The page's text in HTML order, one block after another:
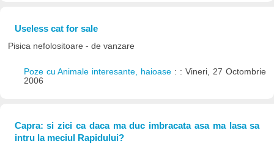
Useless cat for sale
Pisica nefolositoare - de vanzare
Poze cu Animale interesante, haioase : : Vineri, 27 Octombrie
2006
Capra: si zici ca daca ma duc imbracata asa ma lasa sa
intru la meciul Rapidului?